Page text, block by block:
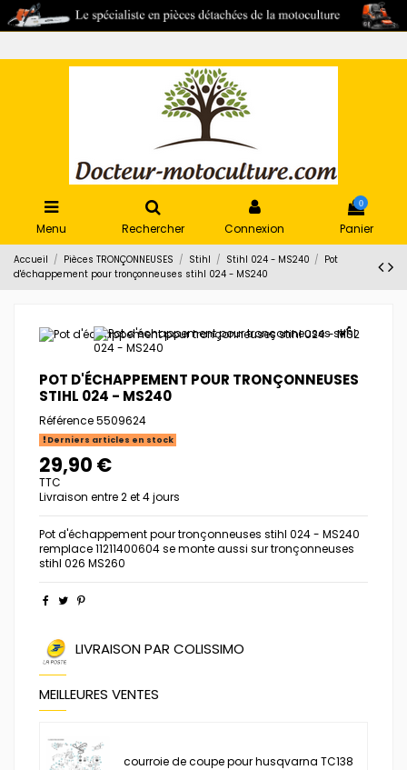
Menu Rechercher Connexion
0
Panier
Accueil Pièces TRONÇONNEUSES Stihl Stihl 024 - MS240
Pot
d'échappement pour tronçonneuses stihl 024 - MS240
POT D'ÉCHAPPEMENT POUR TRONÇONNEUSES
STIHL 024 - MS240
Référence5509624
Derniers articles en stock
29,90 €
TTC
Livraison entre 2 et 4 jours
Pot d'échappement pour tronçonneuses stihl 024 - MS240
remplace 11211400604 se monte aussi sur tronçonneuses
stihl 026 MS260
LIVRAISON PAR COLISSIMO
MEILLEURES VENTES
courroie de coupe pour husqvarna TC138